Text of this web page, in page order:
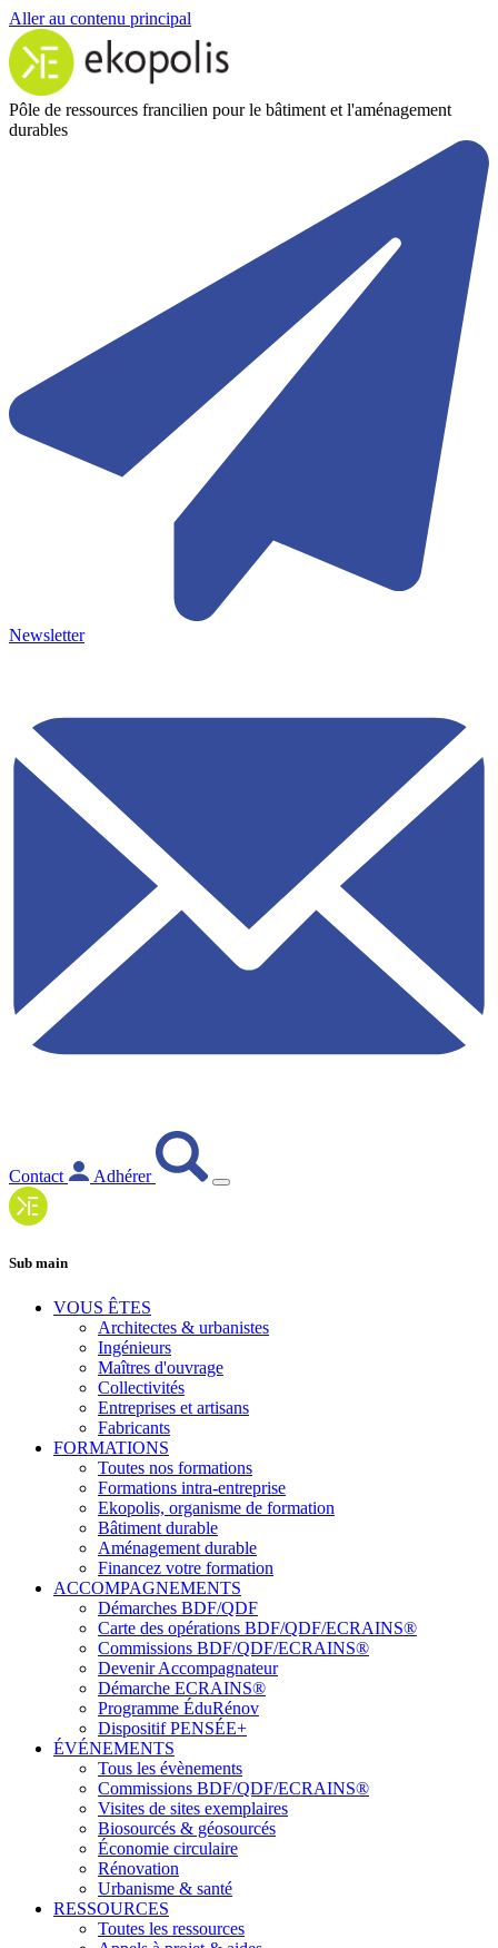
Aller au contenu principal
Pôle de ressources francilien pour le bâtiment et l'aménagement
durables
Newsletter
Contact Adhérer
Sub main
VOUS ÊTES
Architectes & urbanistes
Ingénieurs
Maîtres d'ouvrage
Collectivités
Entreprises et artisans
Fabricants
FORMATIONS
Toutes nos formations
Formations intra-entreprise
Ekopolis, organisme de formation
Bâtiment durable
Aménagement durable
Financez votre formation
ACCOMPAGNEMENTS
Démarches BDF/QDF
Carte des opérations BDF/QDF/ECRAINS®
Commissions BDF/QDF/ECRAINS®
Devenir Accompagnateur
Démarche ECRAINS®
Programme ÉduRénov
Dispositif PENSÉE+
ÉVÉNEMENTS
Tous les évènements
Commissions BDF/QDF/ECRAINS®
Visites de sites exemplaires
Biosourcés & géosourcés
Économie circulaire
Rénovation
Urbanisme & santé
RESSOURCES
Toutes les ressources